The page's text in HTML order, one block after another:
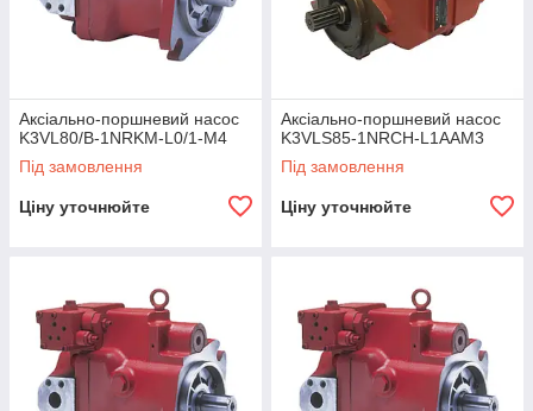
Аксіально-поршневий насос
K3VL80/B-1NRKM-L0/1-M4
Під замовлення
Ціну уточнюйте
Аксіально-поршневий насос
K3VLS85-1NRCH-L1AAM3
Під замовлення
Ціну уточнюйте